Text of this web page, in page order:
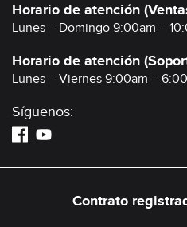
Horario de atención
Lunes – Domingo 9:00am –
Horario de atención
Lunes – Viernes 9:00am –
Síguenos:
Contrato